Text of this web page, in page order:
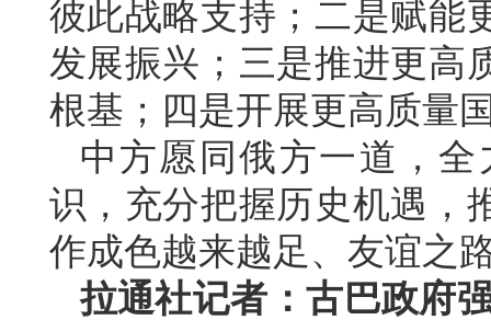
彼此战略支持；二是赋能
发展振兴；三是推进更高
根基；四是开展更高质量
中方愿同俄方一道，
识，充分把握历史机遇，
作成色越来越足、友谊之
拉通社记者：古巴政府